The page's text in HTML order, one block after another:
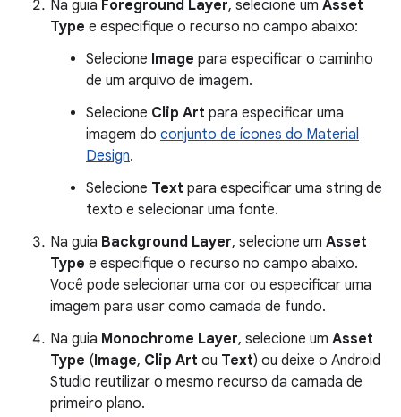
Na guia Foreground Layer, selecione um Asset
Type e especifique o recurso no campo abaixo:
Selecione Image para especificar o caminho
de um arquivo de imagem.
Selecione Clip Art para especificar uma
imagem do conjunto de ícones do Material
Design.
Selecione Text para especificar uma string de
texto e selecionar uma fonte.
Na guia Background Layer, selecione um Asset
Type e especifique o recurso no campo abaixo.
Você pode selecionar uma cor ou especificar uma
imagem para usar como camada de fundo.
Na guia Monochrome Layer, selecione um Asset
Type (Image, Clip Art ou Text) ou deixe o Android
Studio reutilizar o mesmo recurso da camada de
primeiro plano.